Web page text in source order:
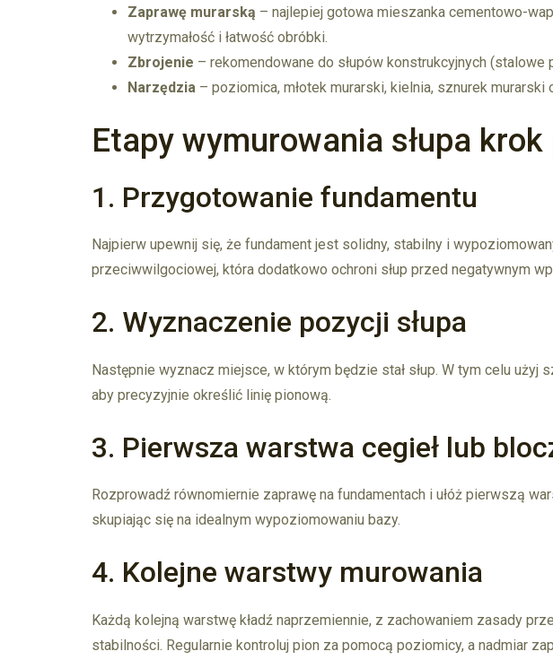
Zaprawę murarską – najlepiej gotowa mieszanka cementowo-
wytrzymałość i łatwość obróbki.
Zbrojenie – rekomendowane do słupów konstrukcyjnych (stalowe
Narzędzia – poziomica, młotek murarski, kielnia, sznurek murarski
Etapy wymurowania słupa
1. Przygotowanie fundamentu
Najpierw upewnij się, że fundament jest solidny, stabilny i
przeciwwilgociowej, która dodatkowo ochroni słup przed negatywnym
2. Wyznaczenie pozycji słupa
Następnie wyznacz miejsce, w którym będzie stał słup. W tym celu użyj
aby precyzyjnie określić linię pionową.
3. Pierwsza warstwa cegieł lub
Rozprowadź równomiernie zaprawę na fundamentach i ułóż pierwszą
skupiając się na idealnym wypoziomowaniu bazy.
4. Kolejne warstwy murowania
Każdą kolejną warstwę kładź naprzemiennie, z zachowaniem zasady
stabilności. Regularnie kontroluj pion za pomocą poziomicy, a nadmiar